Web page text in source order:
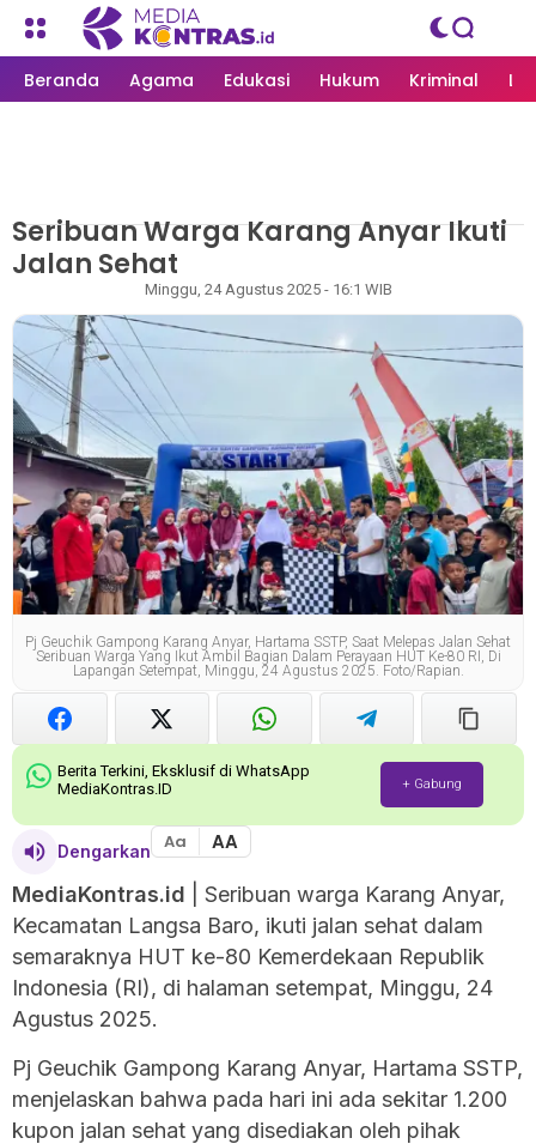
Beranda Agama Edukasi Hukum Kriminal
MEDIAKONTRAS.ID/LANGSA
Seribuan Warga Karang Anyar Ikuti
Jalan Sehat
Minggu, 24 Agustus 2025 - 16:1 WIB
Pj Geuchik Gampong Karang Anyar, Hartama SSTP, Saat Melepas Jalan Sehat
Seribuan Warga Yang Ikut Ambil Bagian Dalam Perayaan HUT Ke-80 RI, Di
Lapangan Setempat, Minggu, 24 Agustus 2025. Foto/Rapian.
Berita Terkini, Eksklusif di WhatsApp
MediaKontras.ID
+ Gabung
Dengarkan Aa AA
MediaKontras.id | Seribuan warga Karang Anyar,
Kecamatan Langsa Baro, ikuti jalan sehat dalam
semaraknya HUT ke-80 Kemerdekaan Republik
Indonesia (RI), di halaman setempat, Minggu, 24
Agustus 2025.
Pj Geuchik Gampong Karang Anyar, Hartama SSTP,
menjelaskan bahwa pada hari ini ada sekitar 1.200
kupon jalan sehat yang disediakan oleh pihak